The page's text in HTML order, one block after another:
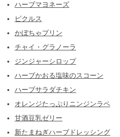
ハーブマヨネーズ
ピクルス
かぼちゃプリン
チャイ・グラノーラ
ジンジャーシロップ
ハーブかおる塩味のスコーン
ハーブサラダチキン
オレンジたっぷりニンジンラペ
甘酒豆乳ゼリー
新たまねぎハーブドレッシング